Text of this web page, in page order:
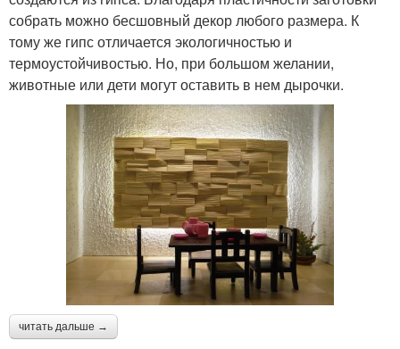
собрать можно бесшовный декор любого размера. К
тому же гипс отличается экологичностью и
термоустойчивостью. Но, при большом желании,
животные или дети могут оставить в нем дырочки.
читать дальше →